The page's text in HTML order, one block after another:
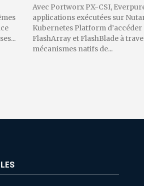
Avec Portworx PX-CSI,
applications exécutées sur
Kubernetes Platform d’accéder
FlashArray et FlashBlade à
mécanismes natifs de...